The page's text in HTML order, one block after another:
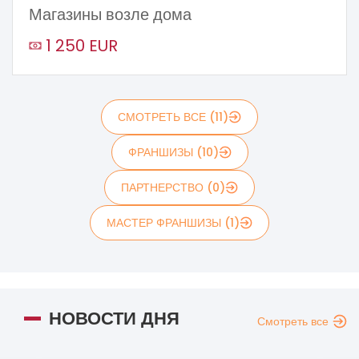
Магазины возле дома
1 250 EUR
СМОТРЕТЬ ВСЕ (11)
ФРАНШИЗЫ (10)
ПАРТНЕРСТВО (0)
МАСТЕР ФРАНШИЗЫ (1)
НОВОСТИ ДНЯ Смотреть все